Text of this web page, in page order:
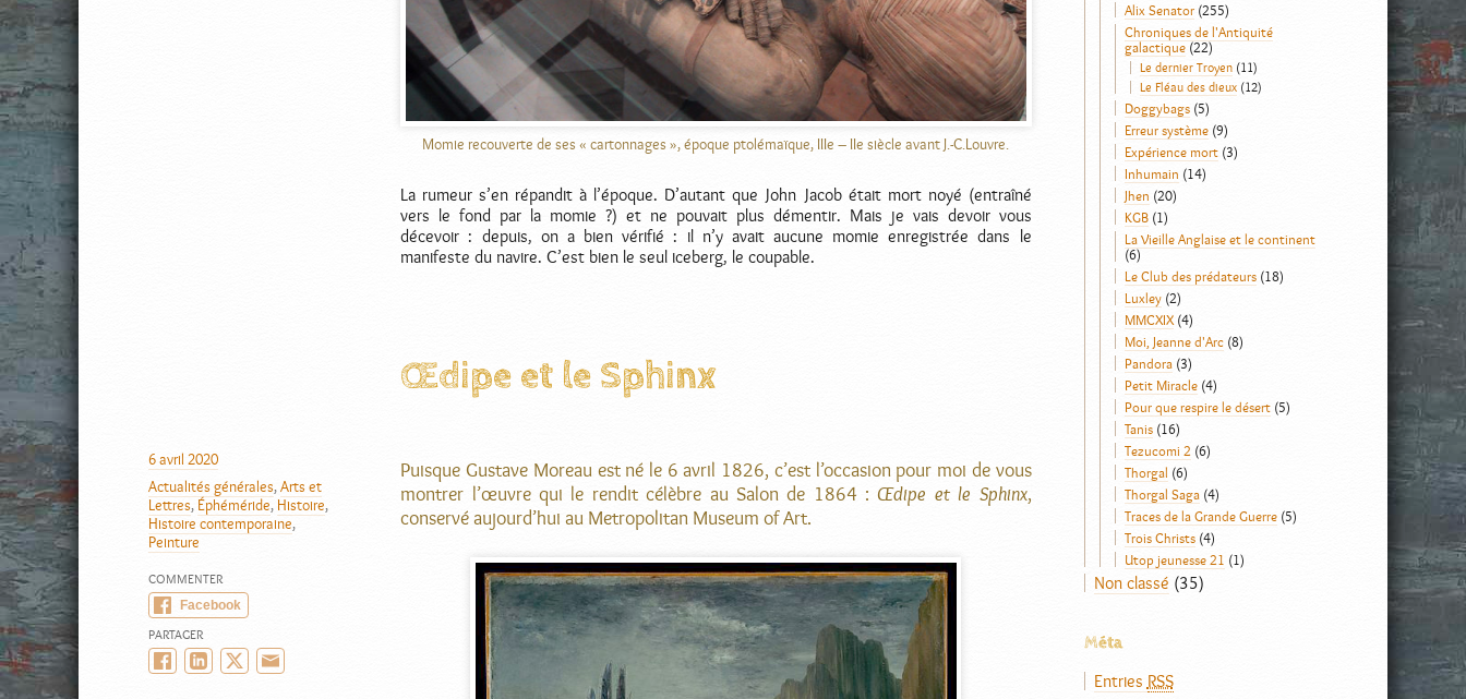
Momie recouverte de ses « cartonnages », époque ptolémaïque, IIIe – IIe siècle avant J.-C.Louvre.
La rumeur s’en répandit à l’époque. D’autant que John Jacob était mort noyé (entraîné
vers le fond par la momie ?) et ne pouvait plus démentir. Mais je vais devoir vous
décevoir : depuis, on a bien vérifié : il n’y avait aucune momie enregistrée dans le
manifeste du navire. C’est bien le seul iceberg, le coupable.
Œdipe et le Sphinx
Puisque Gustave Moreau est né le 6 avril 1826, c’est l’occasion pour moi de vous
montrer l’œuvre qui le rendit célèbre au Salon de 1864 :Œdipe et le Sphinx,
conservé aujourd’hui au Metropolitan Museum of Art.
AUTEUR
PUBLIÉ
LE
6 avril 2020
CATÉGORIES
Actualités générales,Arts et
Lettres, Éphéméride, Histoire,
Histoire contemporaine,
Peinture
COMMENTER
Facebook
PARTAGER
FacebookLinkedInTwitter/X
Alix Senator(255)
Chroniques de l'Antiquité
galactique(22)
Le dernier Troyen(11)
Le Fléau des dieux(12)
Doggybags(5)
Erreur système(9)
Expérience mort(3)
Inhumain (14)
Jhen (20)
KGB(1)
La Vieille Anglaise et le continent
(6)
Le Club des prédateurs(18)
Luxley(2)
MMCXIX(4)
Moi, Jeanne d'Arc(8)
Pandora(3)
Petit Miracle(4)
Pour que respire le désert(5)
Tanis(16)
Tezucomi 2 (6)
Thorgal (6)
Thorgal Saga(4)
Traces de la Grande Guerre(5)
Trois Christs(4)
Utop jeunesse 21 (1)
Non classé (35)
Méta
Entries RSS